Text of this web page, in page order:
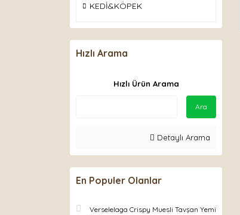
KEDİ&KÖPEK
Hızlı Arama
Hızlı Ürün Arama
Ara
Detaylı Arama
En Populer Olanlar
Verselelaga Crispy Muesli Tavşan Yemi